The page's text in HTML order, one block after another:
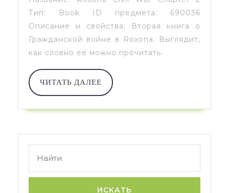
War
Chapter
2
Тип: Book ID предмета: 690036
Описание и свойства: Вторая книга о
Гражданской войне в Roxona. Выглядит,
как словно её можно прочитать.
ЧИТАТЬ ДАЛЕЕ ЧИТАТЬ
ДАЛЕЕ
for: